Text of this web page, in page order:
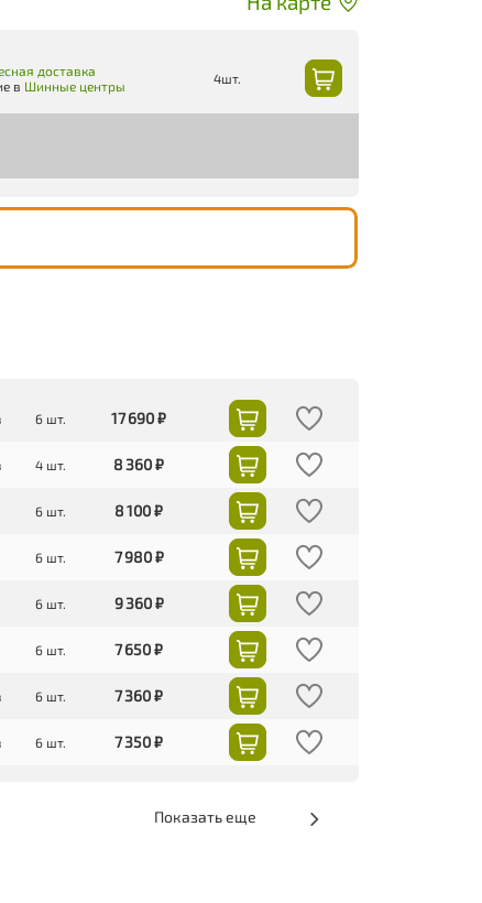
доставка
в Шинные центры 4шт.
6 шт.
17 690 ₽
4 шт.
8 360 ₽
6 шт.
8 100 ₽
6 шт.
7 980 ₽
6 шт.
9 360 ₽
6 шт.
7 650 ₽
6 шт.
7 360 ₽
6 шт. 7 350 ₽
Показать еще